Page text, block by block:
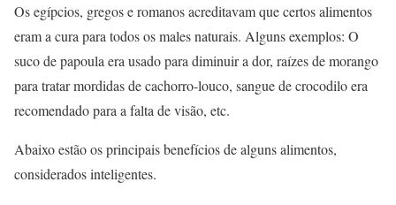
Os egípcios, gregos e romanos acreditavam que certos alimentos
eram a cura para todos os males naturais. Alguns exemplos: O
suco de papoula era usado para diminuir a dor, raízes de morango
para tratar mordidas de cachorro-louco, sangue de crocodilo era
recomendado para a falta de visão, etc.
Abaixo estão os principais benefícios de alguns alimentos,
considerados inteligentes.